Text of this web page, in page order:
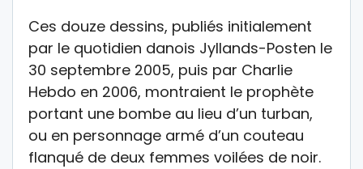
Ces douze dessins, publiés initialement
par le quotidien danois Jyllands-Posten le
30 septembre 2005, puis par Charlie
Hebdo en 2006, montraient le prophète
portant une bombe au lieu d’un turban,
ou en personnage armé d’un couteau
flanqué de deux femmes voilées de noir.